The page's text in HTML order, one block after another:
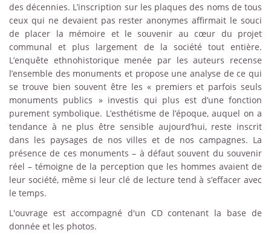
des décennies. L’inscription sur les plaques des noms de tous
ceux qui ne devaient pas rester anonymes affirmait le souci
de placer la mémoire et le souvenir au cœur du projet
communal et plus largement de la société tout entière.
L’enquête ethnohistorique menée par les auteurs recense
l’ensemble des monuments et propose une analyse de ce qui
se trouve bien souvent être les « premiers et parfois seuls
monuments publics » investis qui plus est d’une fonction
purement symbolique. L’esthétisme de l’époque, auquel on a
tendance à ne plus être sensible aujourd’hui, reste inscrit
dans les paysages de nos villes et de nos campagnes. La
présence de ces monuments – à défaut souvent du souvenir
réel – témoigne de la perception que les hommes avaient de
leur société, même si leur clé de lecture tend à s’effacer avec
le temps.
L'ouvrage est accompagné d'un CD contenant la base de
donnée et les photos.